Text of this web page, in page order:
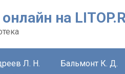
на
Л. Н. Бальмонт К. Д.